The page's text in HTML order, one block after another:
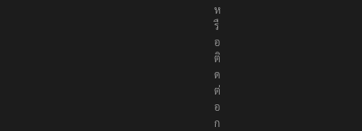
ห
รื
อ
ติ
ด
ต่
อ
ก